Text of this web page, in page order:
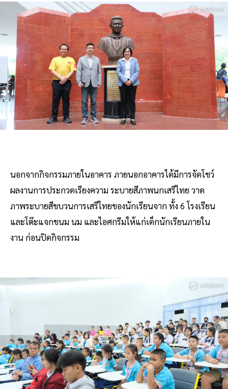
นอกจากกิจกรรมภายในอาคาร ภายนอกอาคารได้มีการจัดโชว์
ผลงานการประกวดเรียงความ ระบายสีภาพนกเสรีไทย วาด
ภาพระบายสีขบวนการเสรีไทยของนักเรียนจาก ทั้ง 6 โรงเรียน
และโต๊ะแจกขนม นม และไอศกรีมให้แก่เด็กนักเรียนภายใน
งาน ก่อนปิดกิจกรรม